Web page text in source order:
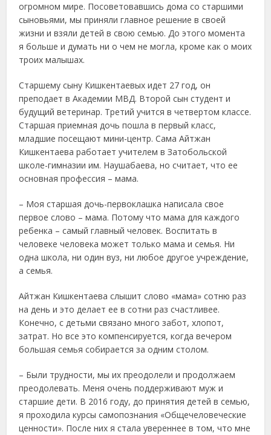
огромном мире. Посоветовавшись дома со старшими
сыновьями, мы приняли главное решение в своей
жизни и взяли детей в свою семью. До этого момента
я больше и думать ни о чем не могла, кроме как о моих
троих малышах.
Старшему сыну Кишкентаевых идет 27 год, он
преподает в Академии МВД. Второй сын студент и
будущий ветеринар. Третий учится в четвертом классе.
Старшая приемная дочь пошла в первый класс,
младшие посещают мини-центр. Сама Айтжан
Кишкентаева работает учителем в Затобольской
школе-гимназии им. Наушабаева, но считает, что ее
основная профессия – мама.
– Моя старшая дочь-первоклашка написала свое
первое слово – мама. Потому что мама для каждого
ребенка – самый главный человек. Воспитать в
человеке человека может только мама и семья. Ни
одна школа, ни один вуз, ни любое другое учреждение,
а семья.
Айтжан Кишкентаева слышит слово «мама» сотню раз
на день и это делает ее в сотни раз счастливее.
Конечно, с детьми связано много забот, хлопот,
затрат. Но все это компенсируется, когда вечером
большая семья собирается за одним столом.
– Были трудности, мы их преодолели и продолжаем
преодолевать. Меня очень поддерживают муж и
старшие дети. В 2016 году, до принятия детей в семью,
я проходила курсы самопознания «Общечеловеческие
ценности». После них я стала увереннее в том, что мне